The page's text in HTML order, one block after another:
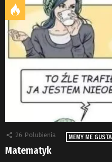
26 Polubienia MEMY ME GUSTA
Matematyk